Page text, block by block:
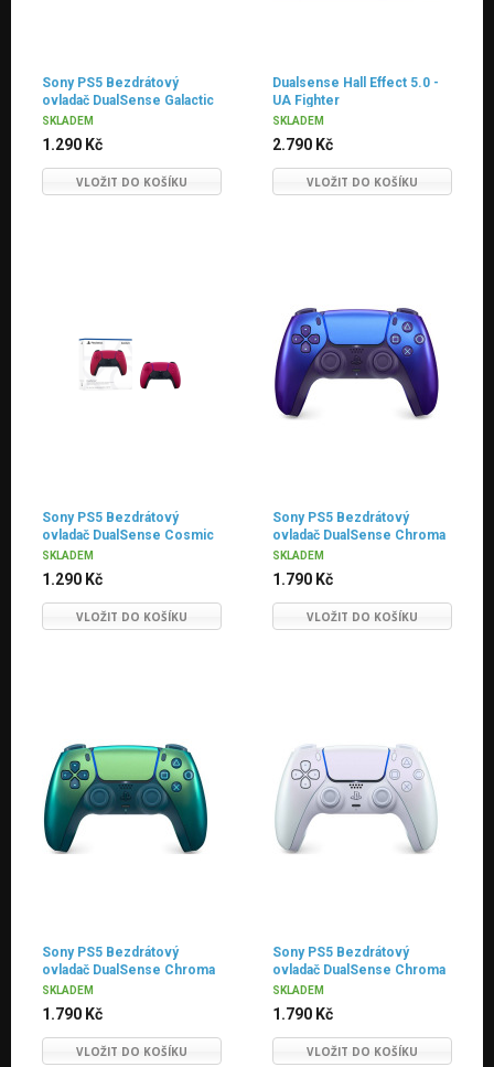
Sony PS5 Bezdrátový
ovladač DualSense Galactic
Purple - Hall Effect
SKLADEM
1.290 Kč
VLOŽIT DO KOŠÍKU
Dualsense Hall Effect 5.0 -
UA Fighter
SKLADEM
2.790 Kč
VLOŽIT DO KOŠÍKU
Sony PS5 Bezdrátový
ovladač DualSense Cosmic
Red - bazar Hall Effect
SKLADEM
1.290 Kč
VLOŽIT DO KOŠÍKU
Sony PS5 Bezdrátový
ovladač DualSense Chroma
Indigo- Hall Effect
SKLADEM
1.790 Kč
VLOŽIT DO KOŠÍKU
Sony PS5 Bezdrátový
ovladač DualSense Chroma
Teal - Hall Effect
SKLADEM
1.790 Kč
VLOŽIT DO KOŠÍKU
Sony PS5 Bezdrátový
ovladač DualSense Chroma
Pearl- Hall Effect
SKLADEM
1.790 Kč
VLOŽIT DO KOŠÍKU